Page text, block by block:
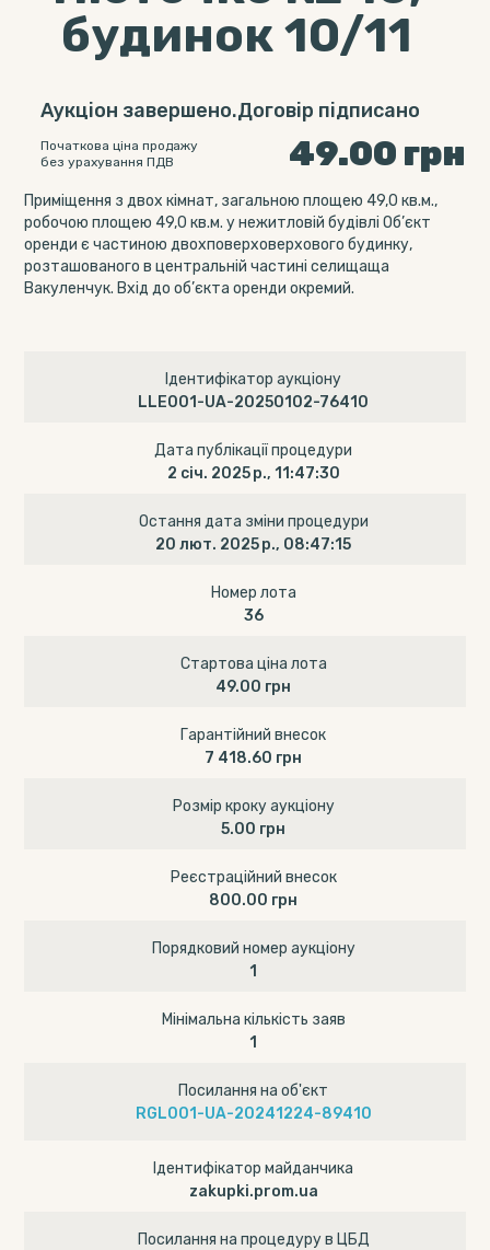
будинок 10/11
Аукціон завершено.Договір підписано
Початкова ціна продажу
без урахування ПДВ
49.00 грн
Приміщення з двох кімнат, загальною площею 49,0 кв.м.,
робочою площею 49,0 кв.м. у нежитловій будівлі Об’єкт
оренди є частиною двохповерховерхового будинку,
розташованого в центральній частині селищаща
Вакуленчук. Вхід до об’єкта оренди окремий.
Ідентифікатор аукціону
LLE001-UA-20250102-76410
Дата публікації процедури
2 січ. 2025 р., 11:47:30
Остання дата зміни процедури
20 лют. 2025 р., 08:47:15
Номер лота
36
Стартова ціна лота
49.00 грн
Гарантійний внесок
7 418.60 грн
Розмір кроку аукціону
5.00 грн
Реєстраційний внесок
800.00 грн
Порядковий номер аукціону
1
Мінімальна кількість заяв
1
Посилання на об'єкт
RGL001-UA-20241224-89410
Ідентифікатор майданчика
zakupki.prom.ua
Посилання на процедуру в ЦБД